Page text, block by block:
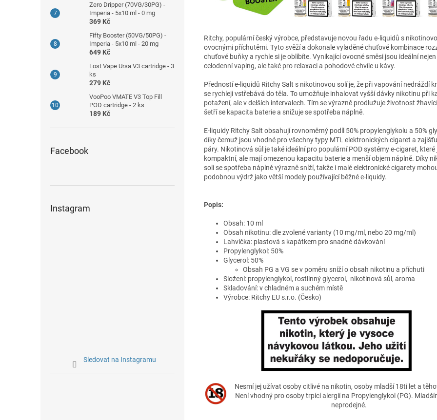
Zero Dripper (70VG/30PG) -
Imperia - 5x10 ml - 0 mg
369 Kč
Fifty Booster (50VG/50PG) -
Imperia - 5x10 ml - 20 mg
649 Kč
Lost Vape Ursa V3 cartridge - 3
ks
279 Kč
VooPoo VMATE V3 Top Fill
POD cartridge - 2 ks
189 Kč
Facebook
Instagram
Sledovat na Instagramu
Ritchy, populární český výrobce, představuje novou řadu e-liquidů s
ovocnými příchutěmi. Tyto svěží a dokonale vyladěné chuťové kombinace
chuťové buňky a rychle si je oblíbíte. Vynikající ovocné směsi jsou ideální
celodenní vaping, ale také pro relaxaci a pohodové chvíle u kávy.
Předností e-liquidů Ritchy Salt s nikotinovou solí je, že při vapování nedráždí
se rychleji vstřebává do těla. To umožňuje inhalovat vyšší dávky nikotinu při
potažení, ale v delších intervalech. Tím se výrazně prodlužuje životnost
šetří se kapacita baterie a snižuje se spotřeba náplně.
E-liquidy Ritchy Salt obsahují rovnoměrný podíl 50% propylenglykolu a 50%
díky čemuž jsou vhodné pro všechny typy MTL elektronických cigaret a
páry. Nikotinová sůl je také ideální pro populární POD systémy e-cigaret, které
kompaktní, ale mají omezenou kapacitu baterie a menší objem náplně. Díky
soli se spotřeba náplně výrazně sníží, takže i malé elektronické cigarety
podobnou výdrž jako větší modely používající běžné e-liquidy.
Popis:
Obsah: 10 ml
Obsah nikotinu: dle zvolené varianty (10 mg/ml, nebo 20 mg/ml)
Lahvička: plastová s kapátkem pro snadné dávkování
Propylenglykol: 50%
Glycerol: 50%
Obsah PG a VG se v poměru sníží o obsah nikotinu a příchuti
Složení: propylenglykol, rostlinný glycerol, nikotinová sůl, aroma
Skladování: v chladném a suchém místě
Výrobce: Ritchy EU s.r.o. (Česko)
Nesmí jej užívat osoby citlivé na nikotin, osoby mladší 18ti let a
Není vhodný pro osoby trpící alergií na Propylenglykol (PG).
neprodejné.